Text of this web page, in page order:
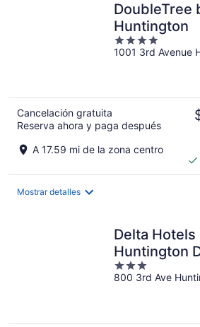
DoubleTree
Huntington
4
out
1001 3rd Avenue
Cancelación gratuita
Reserva ahora y paga después
A 17.59 mi de la zona centro
Mostrar detalles
Delta
Huntington
3
out
800 3rd Ave